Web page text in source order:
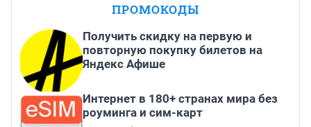
ПРОМОКОДЫ
Получить скидку на первую и
повторную покупку билетов на
Яндекс Афише
Интернет в 180+ странах мира без
роуминга и сим-карт